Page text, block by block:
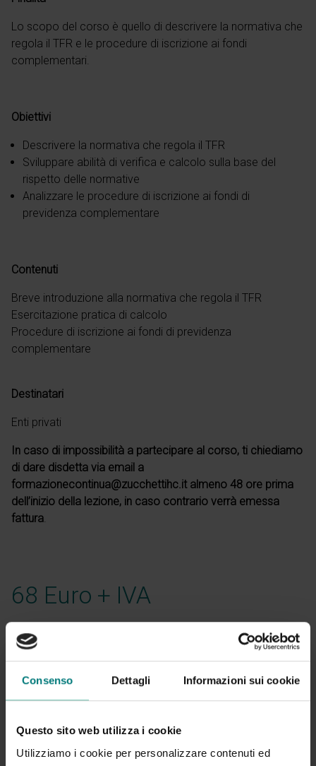
Consenso Dettagli Informazioni sui cookie
Questo sito web utilizza i cookie
Utilizziamo i cookie per personalizzare contenuti ed
68 Euro + IVA
oppure compila il
form di richiesta informazioni
Lo scopo del corso è quello di descrivere la normativa che
regola il TFR e le procedure di iscrizione ai fondi
complementari.
Obiettivi
Descrivere la normativa che regola il TFR
Sviluppare abilità di verifica e calcolo sulla base del
rispetto delle normative
Analizzare le procedure di iscrizione ai fondi di
previdenza complementare
Contenuti
Breve introduzione alla normativa che regola il TFR
Esercitazione pratica di calcolo
Procedure di iscrizione ai fondi di previdenza
complementare
Destinatari
Enti privati
In caso di impossibilità a partecipare al corso, ti chiediamo
di dare disdetta via email a
formazionecontinua@zucchettihc.it almeno 48 ore prima
dell’inizio della lezione, in caso contrario verrà emessa
fattura.